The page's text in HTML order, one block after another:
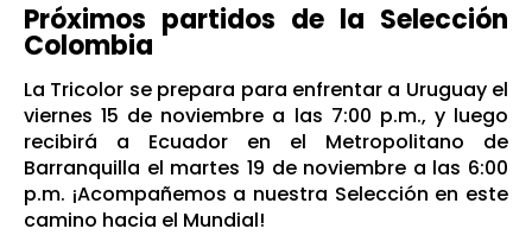
Próximos partidos de la Selección
Colombia
La Tricolor se prepara para enfrentar a Uruguay el
viernes 15 de noviembre a las 7:00 p.m., y luego
recibirá a Ecuador en el Metropolitano de
Barranquilla el martes 19 de noviembre a las 6:00
p.m. ¡Acompañemos a nuestra Selección en este
camino hacia el Mundial!